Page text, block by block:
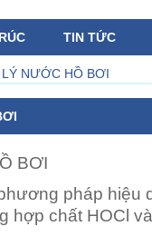
TIN TỨC
NƯỚC HỒ BƠI
BƠI
pháp hiệu
hợp chất HOCl